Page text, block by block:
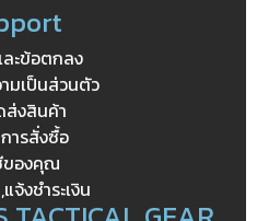
ละข้อตกลง
มเป็นส่วนตัว
ส่งสินค้า
ารสั่งซื้อ
องคุณ
จ้งชำระเงิน